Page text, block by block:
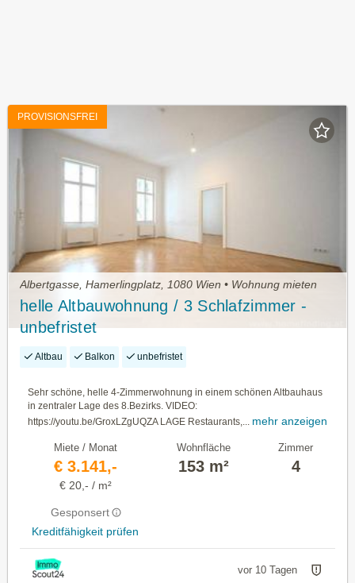
PROVISIONSFREI
Albertgasse, Hamerlingplatz, 1080 Wien • Wohnung mieten
helle Altbauwohnung / 3 Schlafzimmer -
unbefristet
Altbau Balkon unbefristet
Sehr schöne, helle 4-Zimmerwohnung in einem schönen Altbauhaus
in zentraler Lage des 8.Bezirks. VIDEO:
https://youtu.be/GroxLZgUQZA LAGE Restaurants,... mehr anzeigen
Miete / Monat
€ 3.141,-
€ 20,- / m²
Gesponsert
Kreditfähigkeit prüfen
Wohnfläche
153 m²
Zimmer
4
vor 10 Tagen